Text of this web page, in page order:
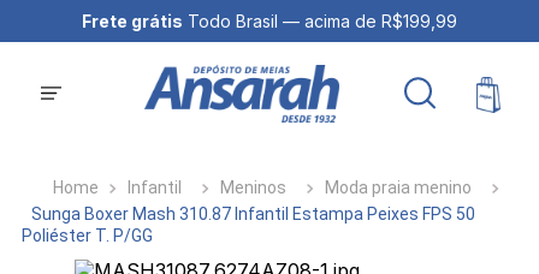
Frete grátis Todo Brasil — acima de R$199,99
Infantil Meninos
Moda praia menino
Sunga Boxer Mash 310.87 Infantil Estampa Peixes FPS 50
Poliéster T. P/GG